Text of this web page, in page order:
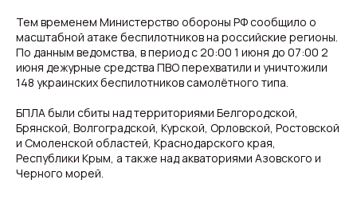
Тем временем Министерство обороны РФ сообщило о
масштабной атаке беспилотников на российские регионы.
По данным ведомства, в период с 20:00 1 июня до 07:00 2
июня дежурные средства ПВО перехватили и уничтожили
148 украинских беспилотников самолётного типа.
БПЛА были сбиты над территориями Белгородской,
Брянской, Волгоградской, Курской, Орловской, Ростовской
и Смоленской областей, Краснодарского края,
Республики Крым, а также над акваториями Азовского и
Черного морей.